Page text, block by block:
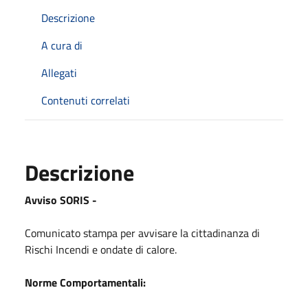
Descrizione
A cura di
Allegati
Contenuti correlati
Descrizione
Avviso SORIS -
Comunicato stampa per avvisare la cittadinanza di
Rischi Incendi e ondate di calore.
Norme Comportamentali: